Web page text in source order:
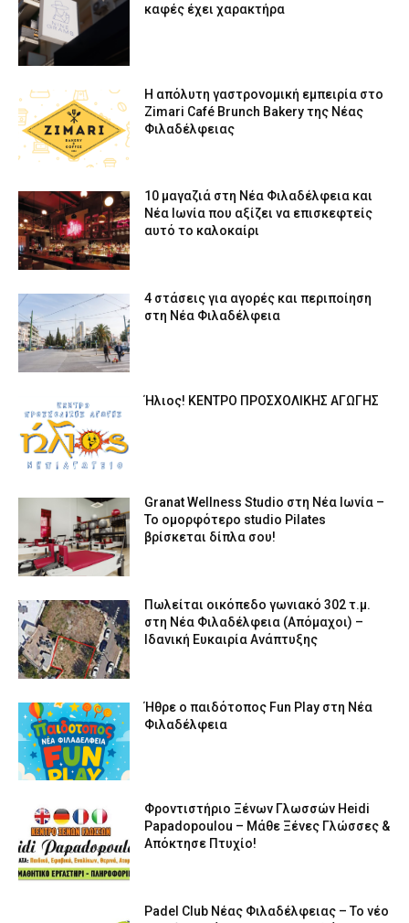
καφές έχει χαρακτήρα
Η απόλυτη γαστρονομική εμπειρία στο
Zimari Café Brunch Bakery της Νέας
Φιλαδέλφειας
10 μαγαζιά στη Νέα Φιλαδέλφεια και
Νέα Ιωνία που αξίζει να επισκεφτείς
αυτό το καλοκαίρι
4 στάσεις για αγορές και περιποίηση
στη Νέα Φιλαδέλφεια
Ήλιος! ΚΕΝΤΡΟ ΠΡΟΣΧΟΛΙΚΗΣ ΑΓΩΓΗΣ
Granat Wellness Studio στη Νέα Ιωνία –
Το ομορφότερο studio Pilates
βρίσκεται δίπλα σου!
Πωλείται οικόπεδο γωνιακό 302 τ.μ.
στη Νέα Φιλαδέλφεια (Απόμαχοι) –
Ιδανική Ευκαιρία Ανάπτυξης
Ήθρε ο παιδότοπος Fun Play στη Νέα
Φιλαδέλφεια
Φροντιστήριο Ξένων Γλωσσών Heidi
Papadopoulou – Μάθε Ξένες Γλώσσες &
Απόκτησε Πτυχίο!
Padel Club Νέας Φιλαδέλφειας – Το νέο